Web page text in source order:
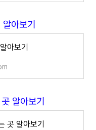
아보기
아보기
알아보기
곳 알아보기